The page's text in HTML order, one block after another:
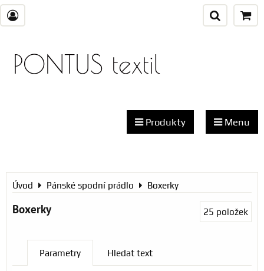
PONTUS textil
Produkty Menu
Úvod Pánské spodní prádlo Boxerky
Boxerky 25 položek
Parametry Hledat text